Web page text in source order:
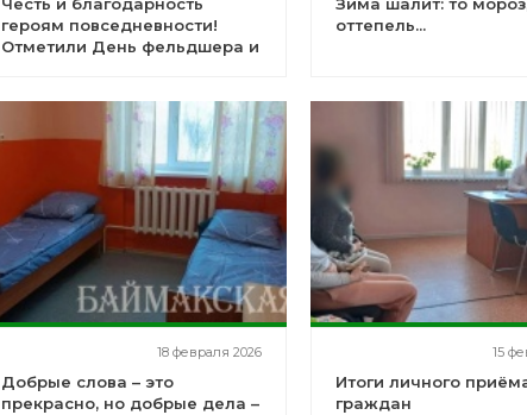
героям повседневности!
Отметили День фельдшера и
оттепель...
18 февраля 2026
Добрые слова – это
прекрасно, но добрые дела –
15
Итоги личного
граждан